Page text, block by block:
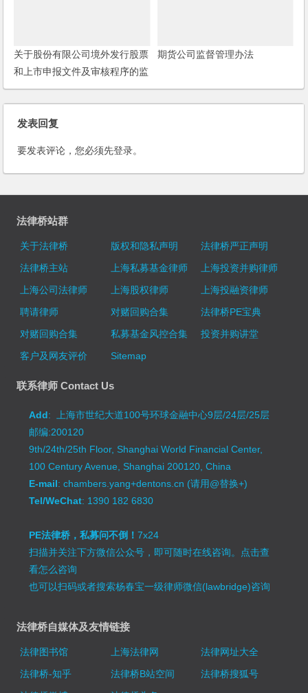
关于股份有限公司境外发行股票
和上市申报文件及审核程序的监
管指引
期货公司监督管理办法
发表回复
要发表评论，您必须先登录。
法律桥站群
关于法律桥 版权和隐私声明
法律桥严正声明
法律桥主站
上海私募基金律师
上海投资并购律师
上海公司法律师
上海股权律师
上海投融资律师
聘请律师
对赌回购合集
法律桥PE宝典
对赌回购合集
私募基金风控合集
投资并购讲堂
客户及网友评价
Sitemap
联系律师 Contact Us
Add: 上海市世纪大道100号环球金融中心9层/24层/25层
邮编:200120
9th/24th/25th Floor, Shanghai World Financial Center,
100 Century Avenue, Shanghai 200120, China
E-mail: chambers.yang+dentons.cn (请用@替换+)
Tel/WeChat: 1390 182 6830
PE法律桥，私募问不倒！7x24
扫描并关注下方微信公众号，即可随时在线咨询。 点击查
看怎么咨询
也可以扫码或者搜索杨春宝一级律师微信(lawbridge)咨询
法律桥自媒体及友情链接
法律图书馆 上海法律网
法律网址大全
法律桥-知乎
法律桥B站空间
法律桥搜狐号